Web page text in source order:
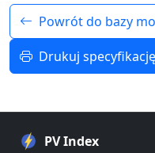
Powrót do bazy
Drukuj specyfikację
PV Index